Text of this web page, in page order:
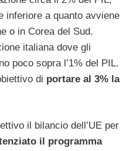
inferiore a quanto avviene
o in Corea del Sud.
italiana dove gli
poco sopra l’1% del PIL.
di portare al 3% la
il bilancio dell’UE per
il programma